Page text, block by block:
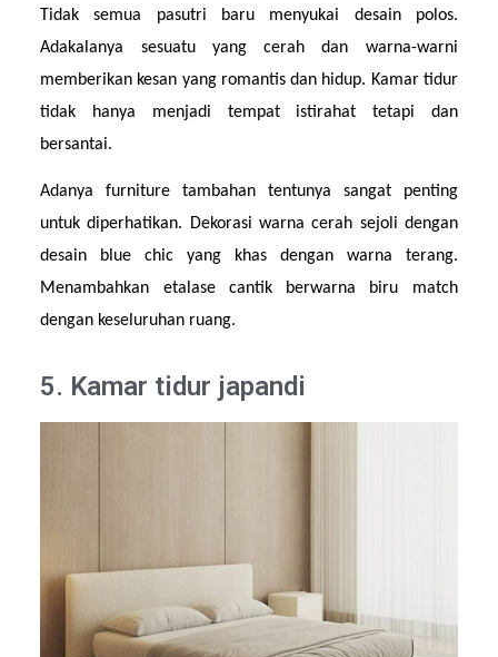
Tidak semua pasutri baru menyukai desain polos.
Adakalanya sesuatu yang cerah dan warna-warni
memberikan kesan yang romantis dan hidup. Kamar tidur
tidak hanya menjadi tempat istirahat tetapi dan
bersantai.
Adanya furniture tambahan tentunya sangat penting
untuk diperhatikan. Dekorasi warna cerah sejoli dengan
desain blue chic yang khas dengan warna terang.
Menambahkan etalase cantik berwarna biru match
dengan keseluruhan ruang.
5. Kamar tidur japandi